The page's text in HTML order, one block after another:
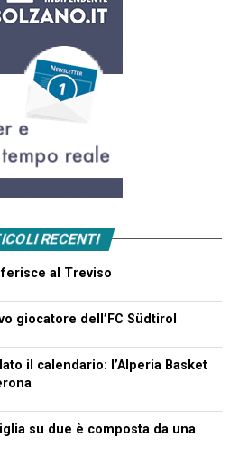
RECENTI
al Treviso
giocatore dell’FC Südtirol
il calendario: l’Alperia Basket
su due è composta da una